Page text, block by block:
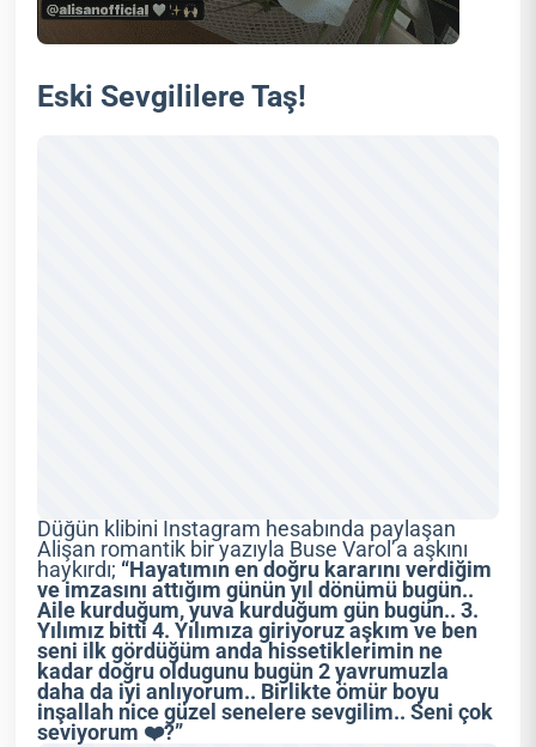
Eski Sevgililere Taş!
Düğün klibini Instagram hesabında paylaşan
Alişan romantik bir yazıyla Buse Varol’a aşkını
haykırdı; “Hayatımın en doğru kararını verdiğim
ve imzasını attığım günün yıl dönümü bugün..
Aile kurduğum, yuva kurduğum gün bugün.. 3.
Yılımız bitti 4. Yılımıza giriyoruz aşkım ve ben
seni ilk gördüğüm anda hissetiklerimin ne
kadar doğru oldugunu bugün 2 yavrumuzla
daha da iyi anlıyorum.. Birlikte ömür boyu
inşallah nice güzel senelere sevgilim.. Seni çok
seviyorum ❤️?”